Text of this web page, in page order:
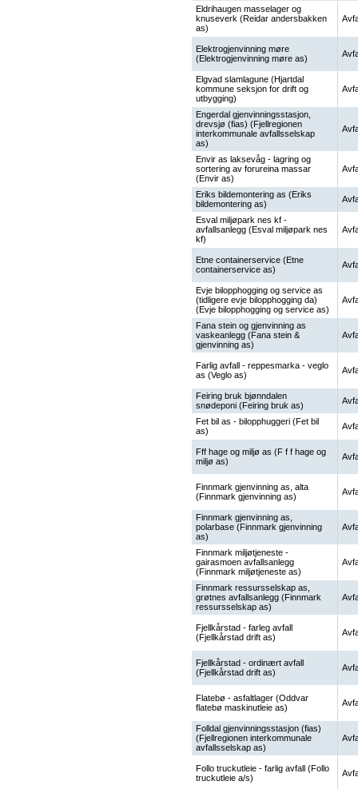
Eldrihaugen masselager og
knuseverk (Reidar andersbakken
as)
Elektrogjenvinning møre
(Elektrogjenvinning møre as)
Elgvad slamlagune (Hjartdal
kommune seksjon for drift og
utbygging)
Engerdal gjenvinningsstasjon,
drevsjø (fias) (Fjellregionen
interkommunale avfallsselskap
as)
Envir as laksevåg - lagring og
sortering av forureina massar
(Envir as)
Eriks bildemontering as (Eriks
bildemontering as)
Esval miljøpark nes kf -
avfallsanlegg (Esval miljøpark nes
kf)
Etne containerservice (Etne
containerservice as)
Evje bilopphogging og service as
(tidligere evje bilopphogging da)
(Evje bilopphogging og service as)
Fana stein og gjenvinning as
vaskeanlegg (Fana stein &
gjenvinning as)
Farlig avfall - reppesmarka - veglo
as (Veglo as)
Feiring bruk bjønndalen
snødeponi (Feiring bruk as)
Fet bil as - bilopphuggeri (Fet bil
as)
Fff hage og miljø as (F f f hage og
miljø as)
Finnmark gjenvinning as, alta
(Finnmark gjenvinning as)
Finnmark gjenvinning as,
polarbase (Finnmark gjenvinning
as)
Finnmark miljøtjeneste -
gairasmoen avfallsanlegg
(Finnmark miljøtjeneste as)
Finnmark ressursselskap as,
grøtnes avfallsanlegg (Finnmark
ressursselskap as)
Fjellkårstad - farleg avfall
(Fjellkårstad drift as)
Fjellkårstad - ordinært avfall
(Fjellkårstad drift as)
Flatebø - asfaltlager (Oddvar
flatebø maskinutleie as)
Folldal gjenvinningsstasjon (fias)
(Fjellregionen interkommunale
avfallsselskap as)
Follo truckutleie - farlig avfall (Follo
truckutleie a/s)